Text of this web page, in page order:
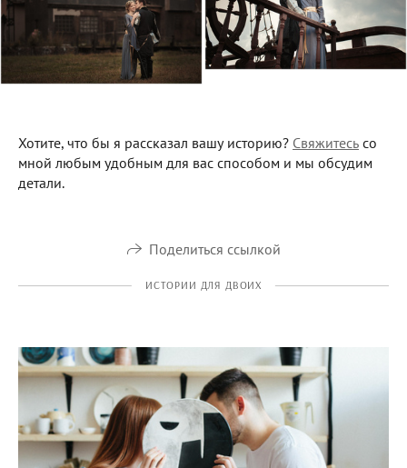
Хотите, что бы я рассказал вашу историю? Свяжитесь со
мной любым удобным для вас способом и мы обсудим
детали.
Поделиться ссылкой
ИСТОРИИ ДЛЯ ДВОИХ